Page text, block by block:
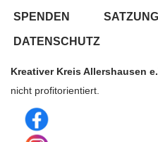
SPENDEN SATZUNG
DATENSCHUTZ
Kreativer Kreis Allershausen
nicht profitorientiert.